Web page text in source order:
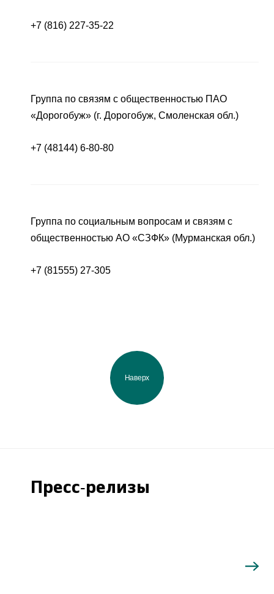
+7 (816) 227-35-22
Группа по связям с общественностью ПАО
«Дорогобуж» (г. Дорогобуж, Смоленская обл.)
+7 (48144) 6-80-80
Группа по социальным вопросам и связям с
общественностью АО «СЗФК» (Мурманская обл.)
+7 (81555) 27-305
Наверх
Пресс-релизы